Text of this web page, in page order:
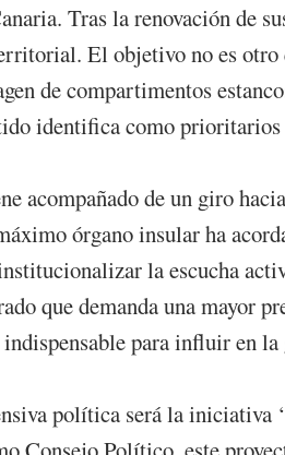
Tras la renovación de
El objetivo no es
de compartimentos
identifica como
acompañado de un giro
órgano insular ha
la escucha
que demanda una mayor
para influir en la
política será la iniciativa